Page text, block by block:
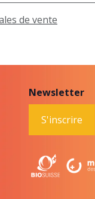
de vente
Newsletter
S'inscrire